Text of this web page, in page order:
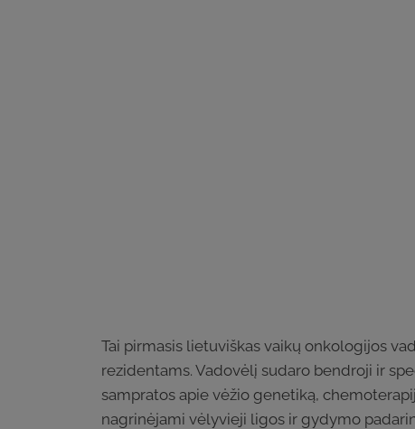
Tai pirmasis lietuviškas vaikų onkologijos
rezidentams. Vadovėlį sudaro bendroji ir
sampratos apie vėžio genetiką,
nagrinėjami vėlyvieji ligos ir gydymo